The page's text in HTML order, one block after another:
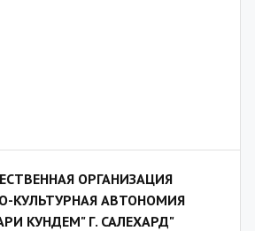
ОРГАНИЗАЦИЯ
КУЛЬТУРНАЯ АВТОНОМИЯ
КУНДЕМ" Г. САЛЕХАРД"